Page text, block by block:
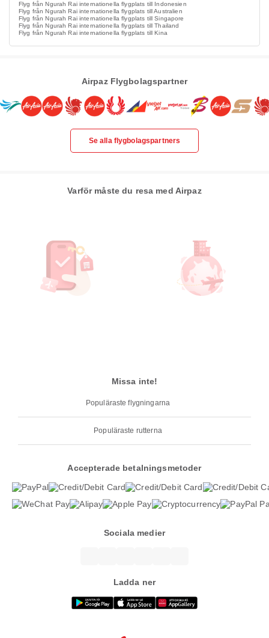
Flyg från Ngurah Rai internationella flygplats till Indonesien
Flyg från Ngurah Rai internationella flygplats till Australien
Flyg från Ngurah Rai internationella flygplats till Singapore
Flyg från Ngurah Rai internationella flygplats till Thailand
Flyg från Ngurah Rai internationella flygplats till Kina
Airpaz Flygbolagspartner
Se alla flygbolagspartners
Varför måste du resa med Airpaz
Missa inte!
Populäraste flygningarna
Populäraste rutterna
Accepterade betalningsmetoder
Sociala medier
Ladda ner